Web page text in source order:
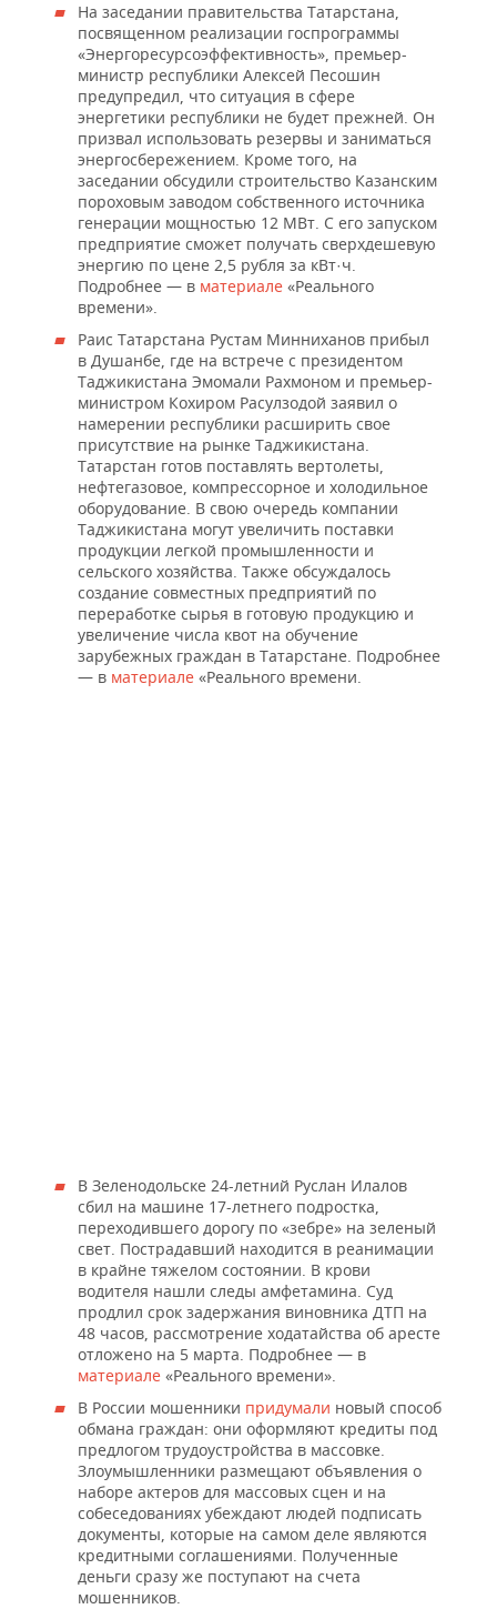
На заседании правительства Татарстана,
посвященном реализации госпрограммы
«Энергоресурсоэффективность», премьер-
министр республики Алексей Песошин
предупредил, что ситуация в сфере
энергетики республики не будет прежней. Он
призвал использовать резервы и заниматься
энергосбережением. Кроме того, на
заседании обсудили строительство Казанским
пороховым заводом собственного источника
генерации мощностью 12 МВт. С его запуском
предприятие сможет получать сверхдешевую
энергию по цене 2,5 рубля за кВт·ч.
Подробнее — в материале «Реального
времени».
Раис Татарстана Рустам Минниханов прибыл
в Душанбе, где на встрече с президентом
Таджикистана Эмомали Рахмоном и премьер-
министром Кохиром Расулзодой заявил о
намерении республики расширить свое
присутствие на рынке Таджикистана.
Татарстан готов поставлять вертолеты,
нефтегазовое, компрессорное и холодильное
оборудование. В свою очередь компании
Таджикистана могут увеличить поставки
продукции легкой промышленности и
сельского хозяйства. Также обсуждалось
создание совместных предприятий по
переработке сырья в готовую продукцию и
увеличение числа квот на обучение
зарубежных граждан в Татарстане. Подробнее
— в материале «Реального времени.
В Зеленодольске 24-летний Руслан Илалов
сбил на машине 17-летнего подростка,
переходившего дорогу по «зебре» на зеленый
свет. Пострадавший находится в реанимации
в крайне тяжелом состоянии. В крови
водителя нашли следы амфетамина. Суд
продлил срок задержания виновника ДТП на
48 часов, рассмотрение ходатайства об аресте
отложено на 5 марта. Подробнее — в
материале «Реального времени».
В России мошенники придумали новый способ
обмана граждан: они оформляют кредиты под
предлогом трудоустройства в массовке.
Злоумышленники размещают объявления о
наборе актеров для массовых сцен и на
собеседованиях убеждают людей подписать
документы, которые на самом деле являются
кредитными соглашениями. Полученные
деньги сразу же поступают на счета
мошенников.